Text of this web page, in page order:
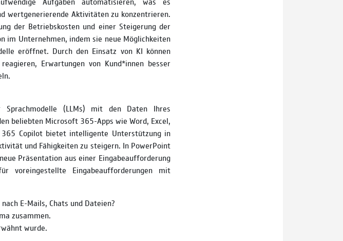
wertgenerierende Aktivitäten zu konzentrieren.
der Betriebskosten und einer Steigerung der
im Unternehmen, indem sie neue Möglichkeiten
eröffnet. Durch den Einsatz von KI können
Erwartungen von Kund*innen besser
(LLMs) mit den Daten Ihres
beliebten Microsoft 365-Apps wie Word, Excel,
Copilot bietet intelligente Unterstützung in
und Fähigkeiten zu steigern. In PowerPoint
Präsentation aus einer Eingabeaufforderung
voreingestellte Eingabeaufforderungen mit
E-Mails, Chats und Dateien?
zusammen.
wurde.